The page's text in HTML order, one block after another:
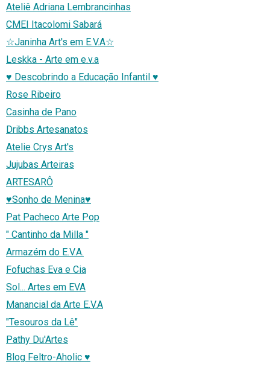
Ateliê Adriana Lembrancinhas
CMEI Itacolomi Sabará
☆Janinha Art's em E.V.A☆
Leskka - Arte em e.v.a
♥ Descobrindo a Educação Infantil ♥
Rose Ribeiro
Casinha de Pano
Dribbs Artesanatos
Atelie Crys Art's
Jujubas Arteiras
ARTESARÔ
♥Sonho de Menina♥
Pat Pacheco Arte Pop
" Cantinho da Milla "
Armazém do E.V.A.
Fofuchas Eva e Cia
Sol... Artes em EVA
Manancial da Arte E.V.A
"Tesouros da Lê"
Pathy Du'Artes
Blog Feltro-Aholic ♥